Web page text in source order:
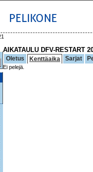
PELIKONE
AIKATAULU DFV-RESTART
Oletus Kenttäaika Sarjat
Ei pelejä.